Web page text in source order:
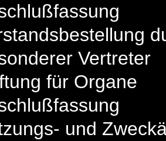
Vertreter
für Organe
und